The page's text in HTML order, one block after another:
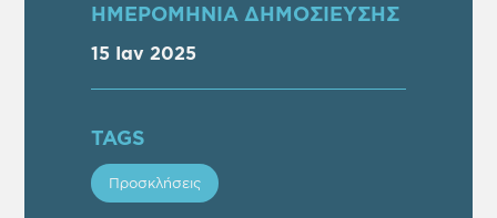
ΗΜΕΡΟΜΗΝΙΑ ΔΗΜΟΣΙΕΥΣΗΣ
15 Ιαν 2025
TAGS
Προσκλήσεις